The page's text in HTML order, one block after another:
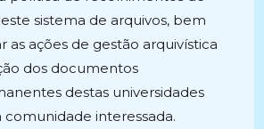
sistema de arquivos, bem
as ações de gestão arquivística
dos documentos
destas universidades
comunidade interessada.